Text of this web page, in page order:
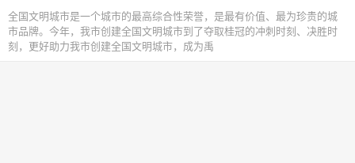
全国文明城市是一个城市的最高综合性荣誉，是最有价值、最为珍贵的城
市品牌。今年，我市创建全国文明城市到了夺取桂冠的冲刺时刻、决胜时
刻，更好助力我市创建全国文明城市，成为禹